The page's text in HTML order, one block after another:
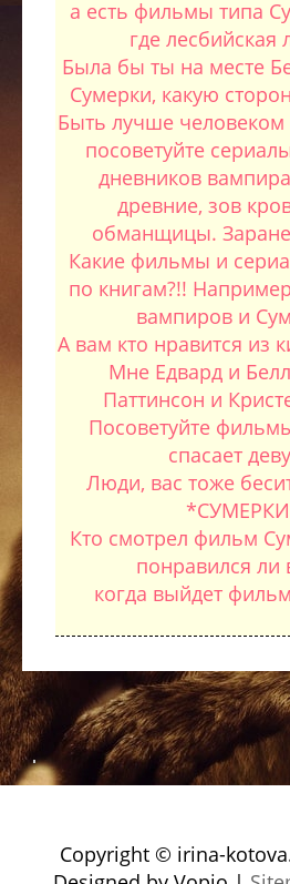
а есть фильмы типа
где лесбийская
Была бы ты на месте
Сумерки, какую
Быть лучше
посоветуйте
дневников
древние, зов
обманщицы.
Какие фильмы и
по книгам?!!
вампиров и
А вам кто нравится из
Мне Едвард и
Паттинсон и
Посоветуйте
спасает
Люди, вас тоже
Кто смотрел фильм
понравился ли
когда выйдет
Copyright © irina-